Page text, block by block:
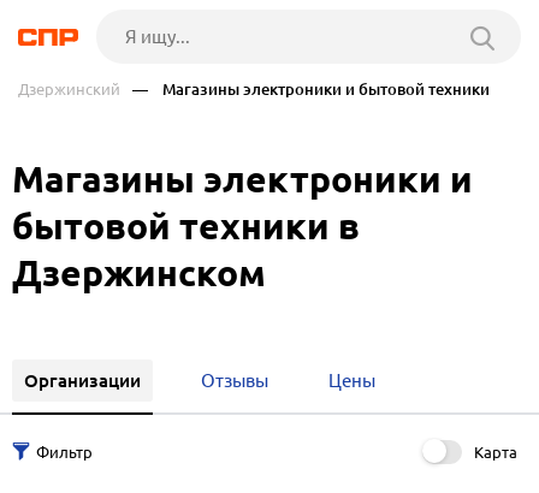
Дзержинский — Магазины электроники и бытовой техники
Магазины электроники и
бытовой техники в
Дзержинском
Организации Отзывы Цены
Карта